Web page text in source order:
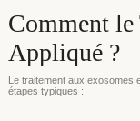
Comment
Appliqué ?
Le traitement aux exosomes
étapes typiques :